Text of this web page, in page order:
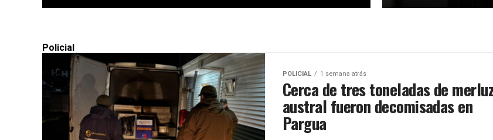
Policial
POLICIAL 1 semana atrás
Cerca de tres toneladas de
austral fueron decomisadas en
Pargua